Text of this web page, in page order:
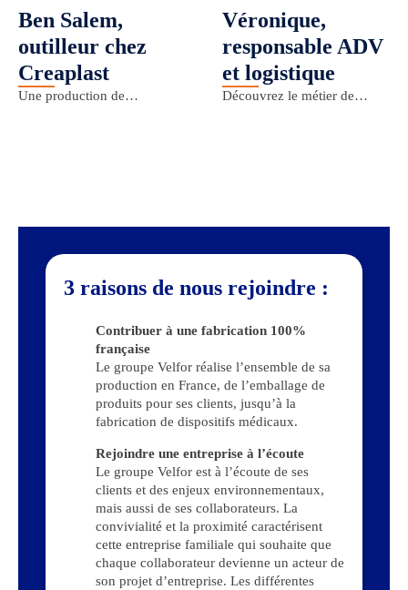
Ben Salem,
outilleur chez
Creaplast
Une production de
Véronique,
responsable ADV
et logistique
Découvrez le métier de
3 raisons de nous rejoindre :
Contribuer à une fabrication 100%
française
Le groupe Velfor réalise l’ensemble de sa
production en France, de l’emballage de
produits pour ses clients, jusqu’à la
fabrication de dispositifs médicaux.
Rejoindre une entreprise à l’écoute
Le groupe Velfor est à l’écoute de ses
clients et des enjeux environnementaux,
mais aussi de ses collaborateurs. La
convivialité et la proximité caractérisent
cette entreprise familiale qui souhaite que
chaque collaborateur devienne un acteur de
son projet d’entreprise. Les différentes